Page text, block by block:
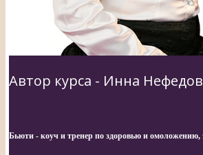
Автор курса - Инна
Бьюти - коуч и тренер по здоровью и омоложению,